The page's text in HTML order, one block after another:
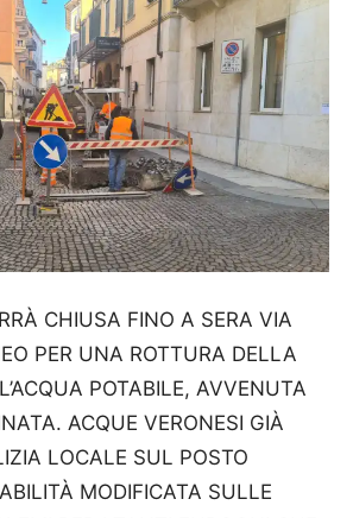
CHIUSA FINO A SERA VIA
PER UNA ROTTURA DELLA
POTABILE, AVVENUTA
ACQUE VERONESI GIÀ
LOCALE SUL POSTO
MODIFICATA SULLE